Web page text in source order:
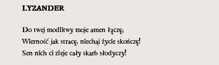
LYZANDER
Do twej modlitwy moje amen łączę;
Wierność jak stracę, niechaj życie skończę!
Sen nich ci zleje cały skarb słodyczy!